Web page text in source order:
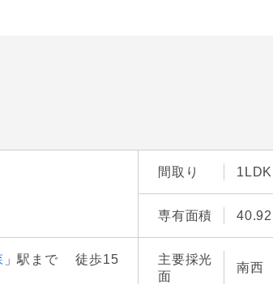
間取り 1LDK
専有面積 40.92
」駅まで 徒歩15
主要採光
面
南西